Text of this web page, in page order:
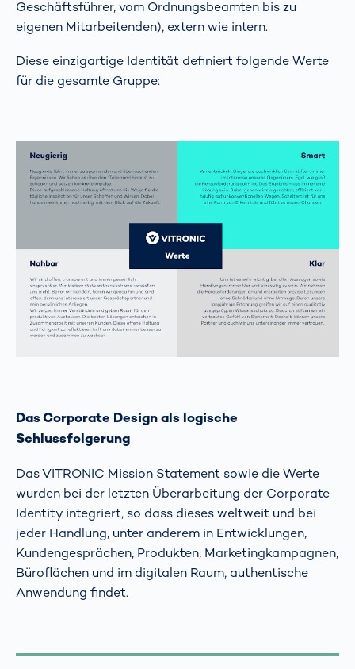
Geschäftsführer, vom Ordnungsbeamten bis zu
eigenen Mitarbeitenden), extern wie intern.
Diese einzigartige Identität definiert folgende Werte
für die gesamte Gruppe:
Das Corporate Design als logische
Schlussfolgerung
Das VITRONIC Mission Statement sowie die Werte
wurden bei der letzten Überarbeitung der Corporate
Identity integriert, so dass dieses weltweit und bei
jeder Handlung, unter anderem in Entwicklungen,
Kundengesprächen, Produkten, Marketingkampagnen,
Büroflächen und im digitalen Raum, authentische
Anwendung findet.